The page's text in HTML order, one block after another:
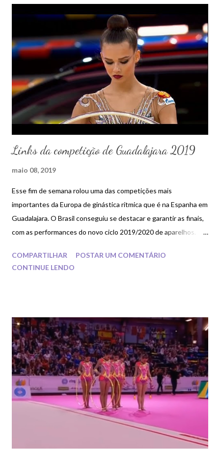
Links da competição de Guadalajara 2019
maio 08, 2019
Esse fim de semana rolou uma das competições mais
importantes da Europa de ginástica rítmica que é na Espanha em
Guadalajara. O Brasil conseguiu se destacar e garantir as finais,
com as performances do novo ciclo 2019/2020 de aparelhos.
trouxeram o olhar mais para outros continentes e países que
Conjuntos / Groups Compartilhe e comente qual país você acha
que se destacará muito bem nesse mundial de Taskhent. =)
COMPARTILHAR
POSTAR UM COMENTÁRIO
CONTINUE LENDO